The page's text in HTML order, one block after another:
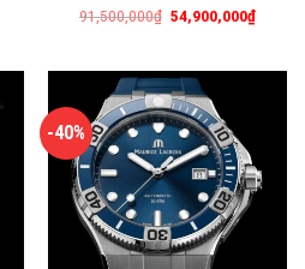
91,500,000₫ 54,900,000₫
-40%